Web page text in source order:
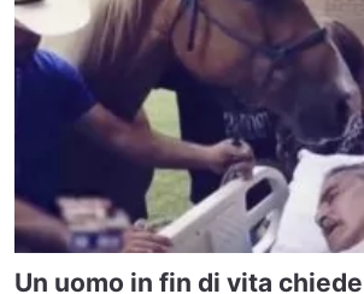
Un uomo in fin di vita